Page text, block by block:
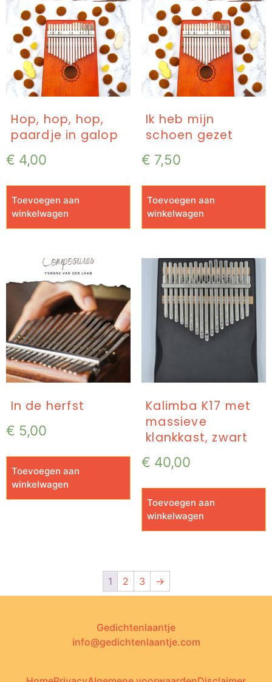
Hop, hop, hop,
paardje in galop
€ 4,00
Toevoegen aan
winkelwagen
Ik heb mijn
schoen gezet
€ 7,50
Toevoegen aan
winkelwagen
In de herfst
€ 5,00
Toevoegen aan
winkelwagen
Kalimba K17 met
massieve
klankkast, zwart
€ 40,00
Toevoegen aan
winkelwagen
1 2 3 →
Gedichtenlaantje
info@gedichtenlaantje.com